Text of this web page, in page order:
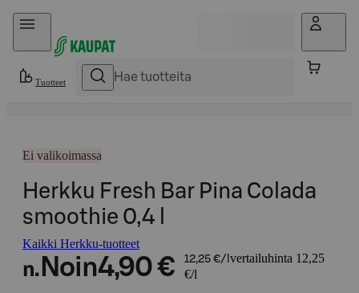
Hyppää sisältöön
Tuotteet
Ei valikoimassa
Herkku Fresh Bar Pina Colada
smoothie 0,4 l
Kaikki Herkku-tuotteet
n. Noin4,90 € 12,25 €/l vertailuhinta 12,25
€/l